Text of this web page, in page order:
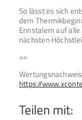
So lässt es sich
dem
Ennstalern auf
nächsten
==
https://
Teilen mit: